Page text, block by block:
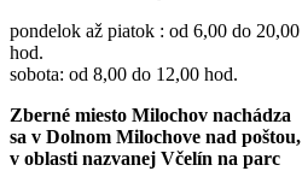
pondelok až piatok : od 6,00 do 20,00
hod.
sobota: od 8,00 do 12,00 hod.
Zberné miesto Milochov nachádza
sa v Dolnom Milochove nad poštou,
v oblasti nazvanej Včelín na parc